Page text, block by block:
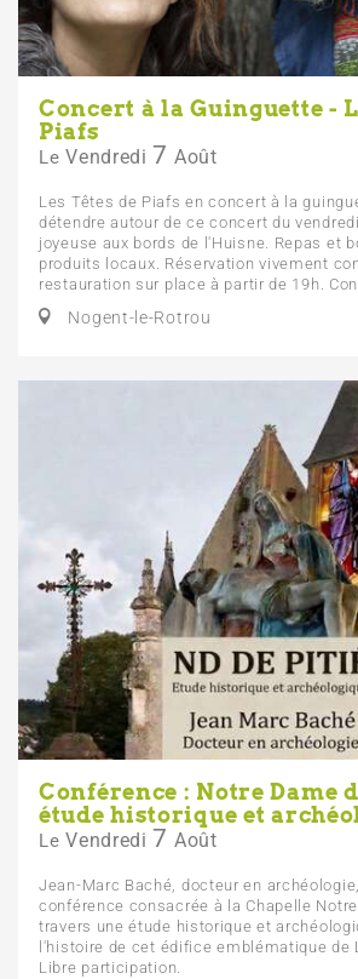
Concert à la Guinguette -
Piafs
Le Vendredi 7 Août
Les Têtes de Piafs en concert à la
détendre autour de ce concert du
joyeuse aux bords de l'Huisne. Repas et
produits locaux. Réservation vivement
restauration sur place à partir de 19h.
Nogent-le-Rotrou
Conférence : Notre Dame
étude historique et
Le Vendredi 7 Août
Jean-Marc Baché, docteur en
conférence consacrée à la Chapelle
travers une étude historique et
l'histoire de cet édifice emblématique de
Libre participation.